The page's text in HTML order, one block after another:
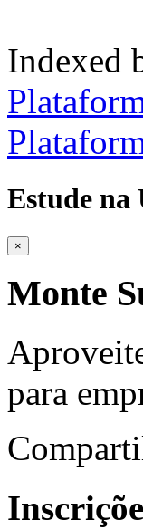
Indexed
Estude na
×
Monte
para